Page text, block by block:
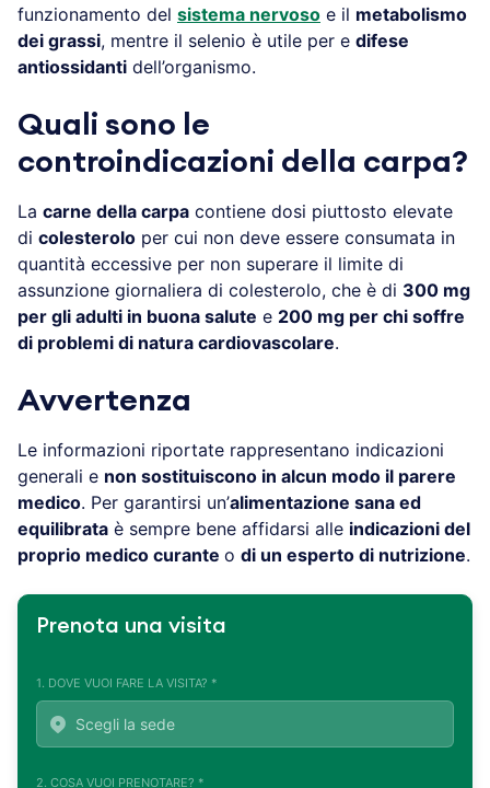
funzionamento del sistema nervoso e il metabolismo
dei grassi, mentre il selenio è utile per e difese
antiossidanti dell’organismo.
Quali sono le
controindicazioni della carpa?
La carne della carpa contiene dosi piuttosto elevate
di colesterolo per cui non deve essere consumata in
quantità eccessive per non superare il limite di
assunzione giornaliera di colesterolo, che è di 300 mg
per gli adulti in buona salute e 200 mg per chi soffre
di problemi di natura cardiovascolare.
Avvertenza
Le informazioni riportate rappresentano indicazioni
generali e non sostituiscono in alcun modo il parere
medico. Per garantirsi un’alimentazione sana ed
equilibrata è sempre bene affidarsi alle indicazioni del
proprio medico curante o di un esperto di nutrizione.
Prenota una visita
1. DOVE VUOI FARE LA VISITA? *
2. COSA VUOI PRENOTARE? *